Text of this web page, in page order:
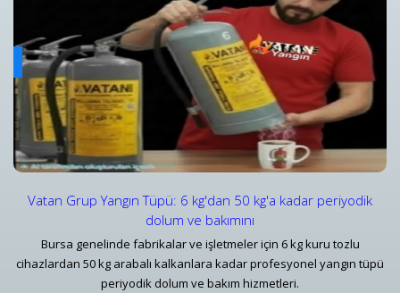
Vatan Grup Yangın Tüpü: 6 kg'dan 50 kg'a kadar periyodik
dolum ve bakımını
Bursa genelinde fabrikalar ve işletmeler için 6 kg kuru tozlu
cihazlardan 50 kg arabalı kalkanlara kadar profesyonel yangın tüpü
periyodik dolum ve bakım hizmetleri.
Yangın Algılama ve Alarm Bakım ve Kontrolleri
Yangın Algılama ve Alarm Sistemi Bakımı | Periyodik
Detaylar